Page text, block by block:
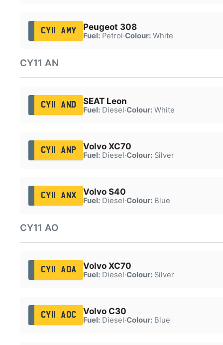
CY11 AMY Peugeot 308
Fuel:Petrol·Colour:White
CY11 AN
CY11 AND SEAT Leon
Fuel:Diesel·Colour:White
CY11 ANP Volvo XC70
Fuel:Diesel·Colour:Silver
CY11 ANX Volvo S40
Fuel:Diesel·Colour:Blue
CY11 AO
CY11 AOA Volvo XC70
Fuel:Diesel·Colour:Silver
CY11 AOC Volvo C30
Fuel:Diesel·Colour:Blue